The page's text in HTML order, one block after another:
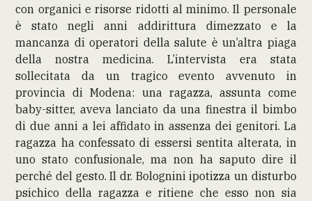
con organici e risorse ridotti al minimo. Il personale
è stato negli anni addirittura dimezzato e la
mancanza di operatori della salute è un’altra piaga
della nostra medicina. L’intervista era stata
sollecitata da un tragico evento avvenuto in
provincia di Modena: una ragazza, assunta come
baby-sitter, aveva lanciato da una finestra il bimbo
di due anni a lei affidato in assenza dei genitori. La
ragazza ha confessato di essersi sentita alterata, in
uno stato confusionale, ma non ha saputo dire il
perché del gesto. Il dr. Bolognini ipotizza un disturbo
psichico della ragazza e ritiene che esso non sia